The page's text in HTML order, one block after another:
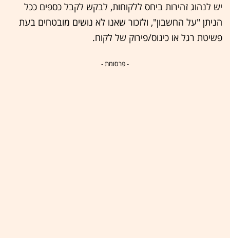
יש לנהוג זהירות ביחס ללקוחות, לבקש לקבל כספים ככל
הניתן "על החשבון", ולזכור שאנו לא נושים מובטחים בעת
פשיטת רגל או כינוס/פירוק של לקוח.
- פרסומת -